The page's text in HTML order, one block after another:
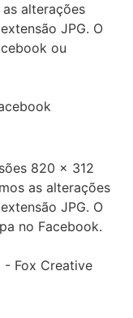
alterações
JPG. O
ou
820 x 312
as alterações
JPG. O
no Facebook.